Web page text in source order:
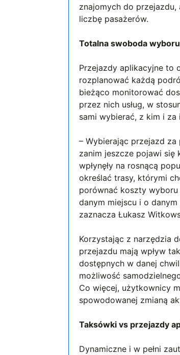
znajomych do
liczbę pasażerów.
Totalna swoboda wyboru
Przejazdy aplikacyjne to
rozplanować każdą
bieżąco monitorować
przez nich usług, w
sami wybierać, z kim i
– Wybierając przejazd
zanim jeszcze pojawi się
wpłynęły na rosnącą
określać trasy, którymi
porównać koszty
danym miejscu i o
zaznacza Łukasz
Korzystając z narzędzia
przejazdu mają wpływ
dostępnych w danej
możliwość
Co więcej, użytkownicy
spowodowanej zmianą
Taksówki vs przejazdy
Dynamiczne i w pełni